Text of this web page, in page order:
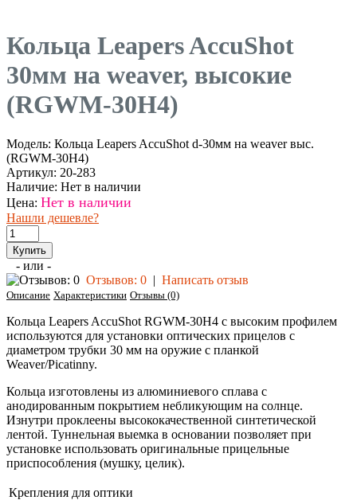
Кольца Leapers AccuShot
30мм на weaver, высокие
(RGWM-30H4)
Модель: Кольца Leapers AccuShot d-30мм на weaver выс.
(RGWM-30H4)
Артикул: 20-283
Наличие: Нет в наличии
Цена: Нет в наличии
Нашли дешевле?
- или -
Отзывов: 0 | Написать отзыв
Описание Характеристики Отзывы (0)
Кольца Leapers AccuShot RGWM-30H4 с высоким профилем
используются для установки оптических прицелов с
диаметром трубки 30 мм на оружие с планкой
Weaver/Picatinny.
Кольца изготовлены из алюминиевого сплава с
анодированным покрытием небликующим на солнце.
Изнутри проклеены высококачественной синтетической
лентой. Туннельная выемка в основании позволяет при
установке использовать оригинальные прицельные
приспособления (мушку, целик).
Крепления для оптики